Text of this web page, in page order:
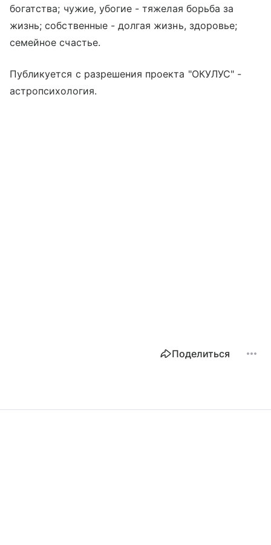
богатства; чужие, убогие - тяжелая борьба за
жизнь; собственные - долгая жизнь, здоровье;
семейное счастье.
Публикуется с разрешения проекта "ОКУЛУС" -
астропсихология.
Поделиться